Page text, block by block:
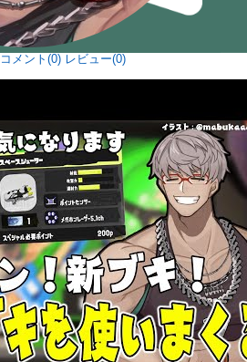
コメント(0) レビュー(0)